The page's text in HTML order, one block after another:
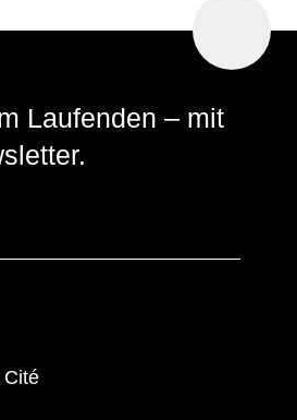
oben
Laufenden – mit
Cité